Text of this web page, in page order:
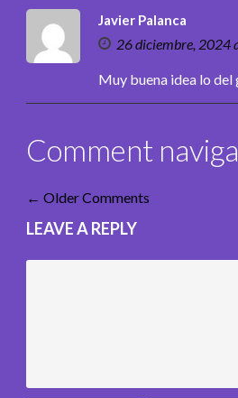
Javier Palanca
26 diciembre, 2024
Muy buena idea lo del
Comment
← Older Comments
LEAVE A REPLY